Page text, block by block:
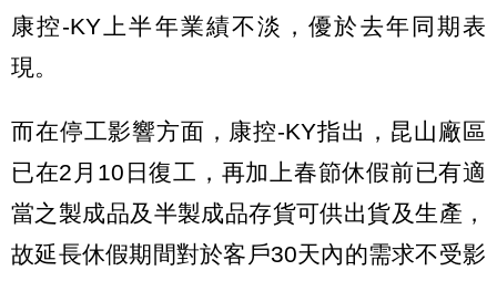
康控-KY上半年業績不淡，優於去年同期表
現。
而在停工影響方面，康控-KY指出，昆山廠區
已在2月10日復工，再加上春節休假前已有適
當之製成品及半製成品存貨可供出貨及生產，
故延長休假期間對於客戶30天內的需求不受影